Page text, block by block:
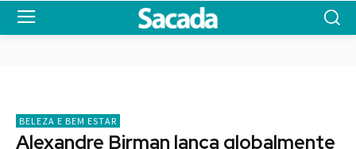
BELEZA E BEM ESTAR
Alexandre Birman lança globalmente